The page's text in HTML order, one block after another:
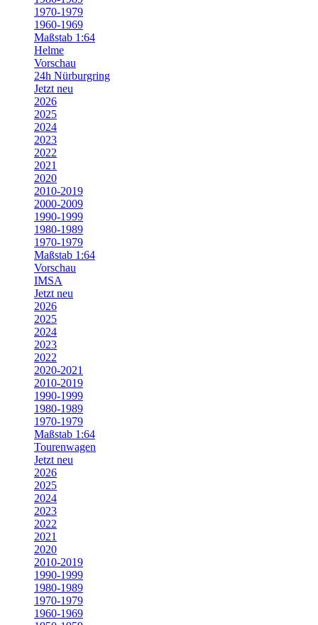
1970-1979
1960-1969
Maßstab 1:64
Helme
Vorschau
24h Nürburgring
Jetzt neu
2026
2025
2024
2023
2022
2021
2020
2010-2019
2000-2009
1990-1999
1980-1989
1970-1979
Maßstab 1:64
Vorschau
IMSA
Jetzt neu
2026
2025
2024
2023
2022
2020-2021
2010-2019
1990-1999
1980-1989
1970-1979
Maßstab 1:64
Tourenwagen
Jetzt neu
2026
2025
2024
2023
2022
2021
2020
2010-2019
1990-1999
1980-1989
1970-1979
1960-1969